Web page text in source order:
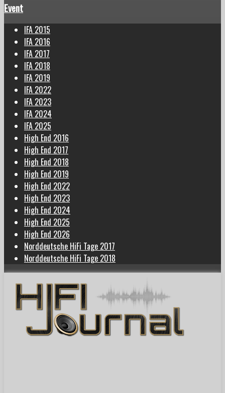
Event
IFA 2015
IFA 2016
IFA 2017
IFA 2018
IFA 2019
IFA 2022
IFA 2023
IFA 2024
IFA 2025
High End 2016
High End 2017
High End 2018
High End 2019
High End 2022
High End 2023
High End 2024
High End 2025
High End 2026
Norddeutsche HiFi Tage 2017
Norddeutsche HiFi Tage 2018